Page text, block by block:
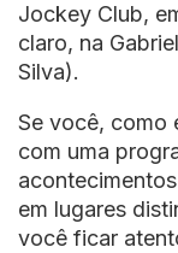
Jockey Club,
claro, na
Silva).
Se você, como
com uma
em lugares
você ficar